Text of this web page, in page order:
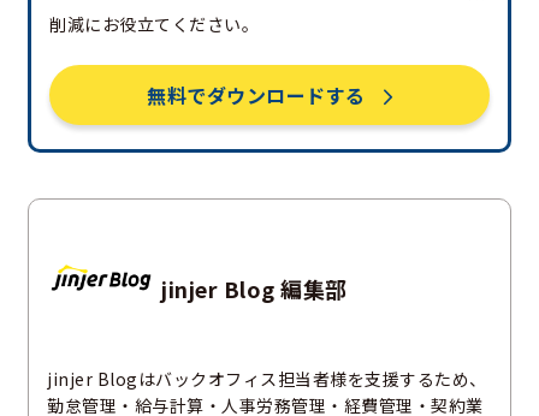
削減にお役立てください。
無料でダウンロードする
jinjer Blog 編集部
jinjer Blogはバックオフィス担当者様を支援するため、
勤怠管理・給与計算・人事労務管理・経費管理・契約業